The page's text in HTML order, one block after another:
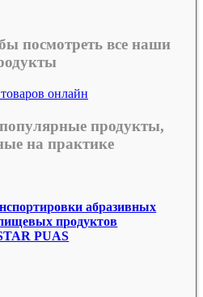
посмотреть все наши
онлайн
продукты,
на практике
абразивных
продуктов
PUAS